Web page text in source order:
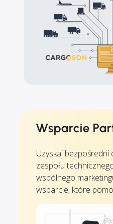
Wsparcie
Uzyskaj
zespołu
wspólnego
wsparcie, które